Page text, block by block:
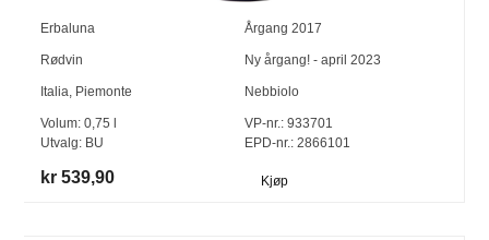
Erbaluna Årgang 2017
Rødvin Ny årgang! - april 2023
Italia, Piemonte Nebbiolo
Volum:0,75
Utvalg: BU
VP-nr.:933701
EPD-nr.: 2866101
kr 539,90 Kjøp